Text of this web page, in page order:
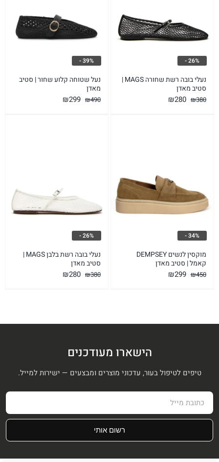
נעלי בובה רשת שחורה MAGS |
סטיב מאדן
₪380
המחיר
₪280
26% -
נעל שטוחה קלוע שחור | סטיב
מאדן
₪490
המחיר
₪299
39% -
מוקסין לנשים DEMPSEY
קאמל | סטיב מאדן
₪450
המחיר
₪299
34% -
נעלי בובה רשת בלבן MAGS |
סטיב מאדן
₪380
המחיר
₪280
26% -
הישארו מעודכנים
טיפים לטיפול בעור, עדכוני מוצרים ומבצעים — ישירות למייל.
רשום אותי